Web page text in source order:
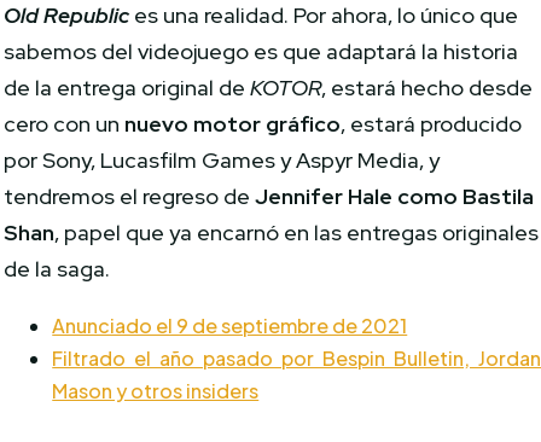
Old Republic es una realidad. Por ahora, lo único que
sabemos del videojuego es que adaptará la historia
de la entrega original deKOTOR, estará hecho desde
cero con un nuevo motor gráfico, estará producido
por Sony, Lucasfilm Games y Aspyr Media, y
tendremos el regreso deJennifer Hale como Bastila
Shan, papel que ya encarnó en las entregas originales
de la saga.
Anunciado el 9 de septiembre de 2021
Filtrado el año pasado por Bespin Bulletin, Jordan
Mason y otros insiders